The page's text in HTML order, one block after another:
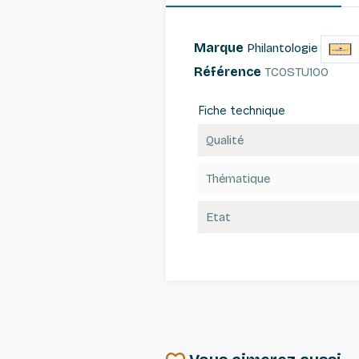
Marque Philantologie
Référence TCOSTU100
Fiche technique
Qualité
Thématique
Etat